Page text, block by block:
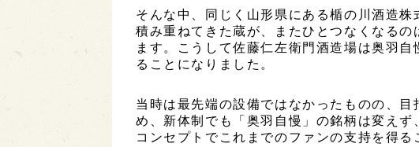
そんな中、同じく山形県にある楯の川酒造
積み重ねてきた蔵が、またひとつなくなる
ます。こうして佐藤仁左衛門酒造場は奥羽
ることになりました。
当時は最先端の設備ではなかったものの、
め、新体制でも「奥羽自慢」の銘柄は変えず
コンセプトでこれまでのファンの支持を得る